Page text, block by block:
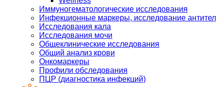
Иммуногематологические исследования
Инфекционные маркеры, исследование антител
Исследования кала
Исследования мочи
Общеклинические исследования
Общий анализ крови
Онкомаркеры
Профили обследования
ПЦР (диагностика инфекций)